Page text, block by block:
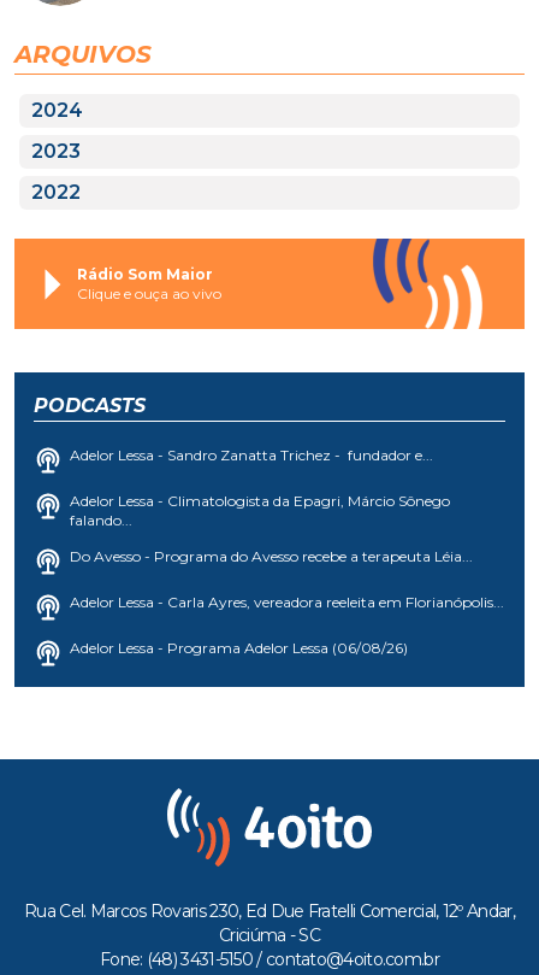
ARQUIVOS
2024
2023
2022
Rádio Som Maior
Clique e ouça ao vivo
PODCASTS
Adelor Lessa - Sandro Zanatta Trichez - fundador e...
Adelor Lessa - Climatologista da Epagri, Márcio Sônego
falando...
Do Avesso - Programa do Avesso recebe a terapeuta Léia...
Adelor Lessa - Carla Ayres, vereadora reeleita em Florianópolis...
Adelor Lessa - Programa Adelor Lessa (06/08/26)
Rua Cel. Marcos Rovaris 230, Ed Due Fratelli Comercial, 12º Andar,
Criciúma - SC
Fone: (48) 3431-5150 / contato@4oito.com.br